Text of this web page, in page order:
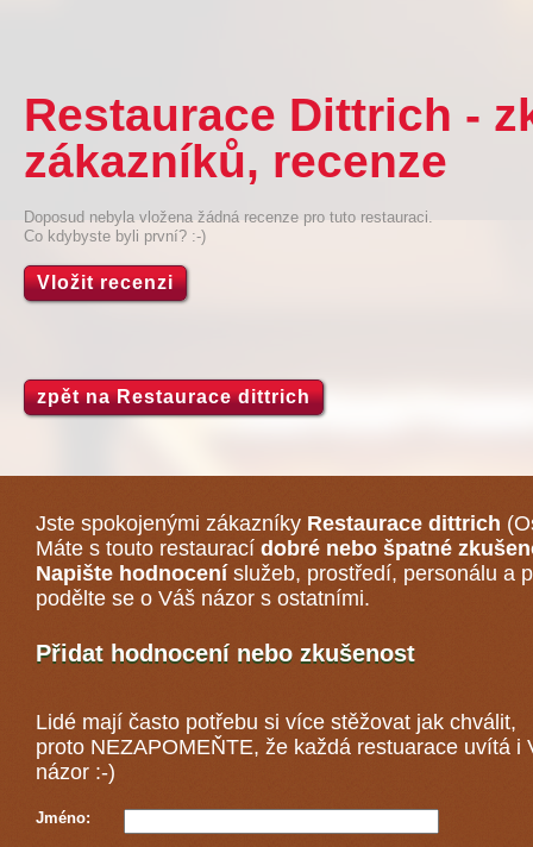
Restaurace Dittrich -
zákazníků, recenze
Doposud nebyla vložena žádná recenze pro tuto restauraci.
Co kdybyste byli první? :-)
Vložit recenzi
zpět na Restaurace dittrich
Jste spokojenými zákazníky Restaurace dittrich
Máte s touto restaurací dobré nebo špatné
Napište hodnocení služeb, prostředí, personálu a
podělte se o Váš názor s ostatními.
Přidat hodnocení nebo zkušenost
Lidé mají často potřebu si více stěžovat jak chválit,
proto NEZAPOMEŇTE, že každá restuarace uvítá i
názor :-)
Jméno: